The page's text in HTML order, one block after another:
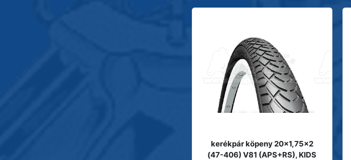
kerékpár köpeny 20x1,75x2
(47-406) V81 (APS+RS), KIDS